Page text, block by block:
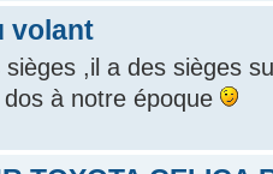
volant
,il a des sièges
à notre époque